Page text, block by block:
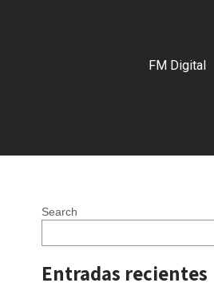
FM Digital
Search
Entradas recientes